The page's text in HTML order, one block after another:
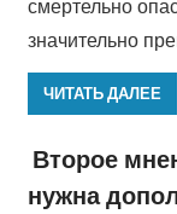
смертельно
значительно
ЧИТАТЬ ДАЛЕЕ
Второе
нужна